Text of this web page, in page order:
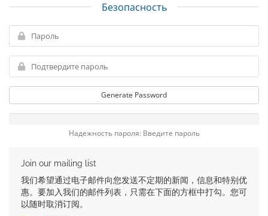
Безопасность
Generate Password
Надежность пароля: Введите пароль
Join our mailing list
我们希望通过电子邮件向您发送不定期的新闻，信息和特别优
惠。要加入我们的邮件列表，只需在下面的方框中打勾。您可
以随时取消订阅。